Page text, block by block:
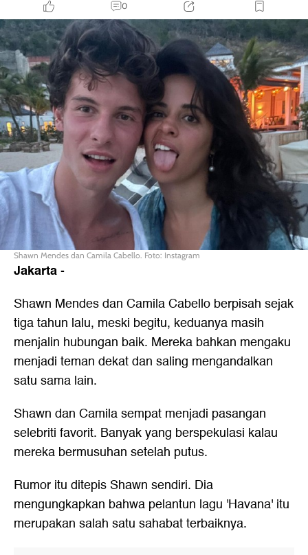
0
Shawn Mendes dan Camila Cabello. Foto: Instagram
Jakarta-
Shawn Mendes dan Camila Cabello berpisah sejak
tiga tahun lalu, meski begitu, keduanya masih
menjalin hubungan baik. Mereka bahkan mengaku
menjadi teman dekat dan saling mengandalkan
satu sama lain.
Shawn dan Camila sempat menjadi pasangan
selebriti favorit. Banyak yang berspekulasi kalau
mereka bermusuhan setelah putus.
Rumor itu ditepis Shawn sendiri. Dia
mengungkapkan bahwa pelantun lagu 'Havana' itu
merupakan salah satu sahabat terbaiknya.